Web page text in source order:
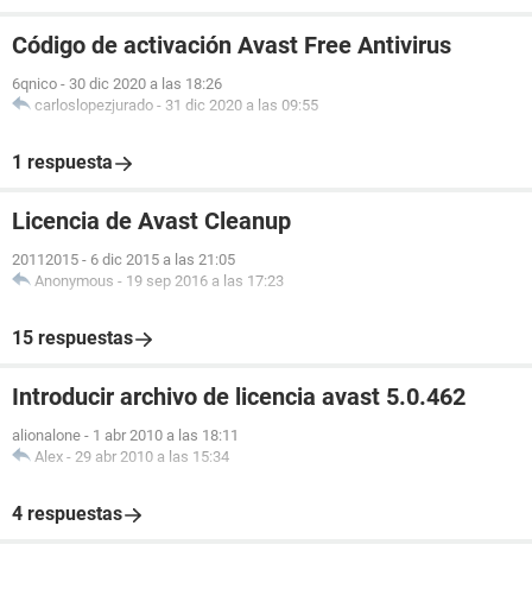
Código de activación Avast Free Antivirus
6qnico - 30 dic 2020 a las 18:26
carloslopezjurado - 31 dic 2020 a las 09:55
1 respuesta
Licencia de Avast Cleanup
20112015 - 6 dic 2015 a las 21:05
Anonymous - 19 sep 2016 a las 17:23
15 respuestas
Introducir archivo de licencia avast 5.0.462
alionalone - 1 abr 2010 a las 18:11
Alex - 29 abr 2010 a las 15:34
4 respuestas